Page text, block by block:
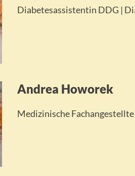
Diabetesassistentin DDG |
Andrea Howorek
Medizinische